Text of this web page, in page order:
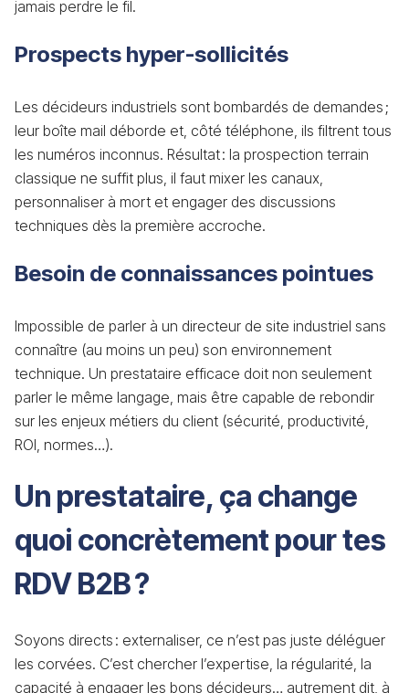
jamais perdre le fil.
Prospects hyper-sollicités
Les décideurs industriels sont bombardés de demandes ;
leur boîte mail déborde et, côté téléphone, ils filtrent tous
les numéros inconnus. Résultat : la prospection terrain
classique ne suffit plus, il faut mixer les canaux,
personnaliser à mort et engager des discussions
techniques dès la première accroche.
Besoin de connaissances pointues
Impossible de parler à un directeur de site industriel sans
connaître (au moins un peu) son environnement
technique. Un prestataire efficace doit non seulement
parler le même langage, mais être capable de rebondir
sur les enjeux métiers du client (sécurité, productivité,
ROI, normes…).
Un prestataire, ça change
quoi concrètement pour tes
RDV B2B ?
Soyons directs : externaliser, ce n’est pas juste déléguer
les corvées. C’est chercher l’expertise, la régularité, la
capacité à engager les bons décideurs… autrement dit, à